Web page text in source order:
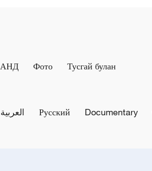
АНД Фото Тусгай булан
العربية Русский Documentary